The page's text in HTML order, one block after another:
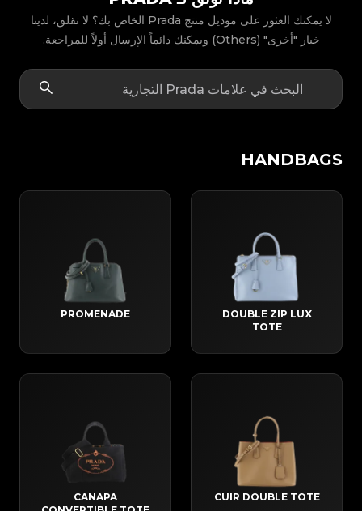
لا يمكنك العثور على موديل منتج Prada الخاص بك؟ لا تقلق، لدينا
خيار "أخرى" (Others) ويمكنك دائماً الإرسال أولاً للمراجعة.
HANDBAGS
DOUBLE ZIP LUX
TOTE
PROMENADE
CUIR DOUBLE TOTE
CANAPA